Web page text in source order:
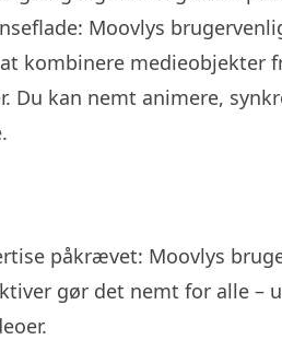
Moovlys
kombinere medieobjekter
Du kan nemt animere,
påkrævet: Moovlys
gør det nemt for alle –